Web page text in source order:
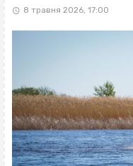
8 травня 2026, 17:00